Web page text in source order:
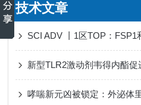
技术文章